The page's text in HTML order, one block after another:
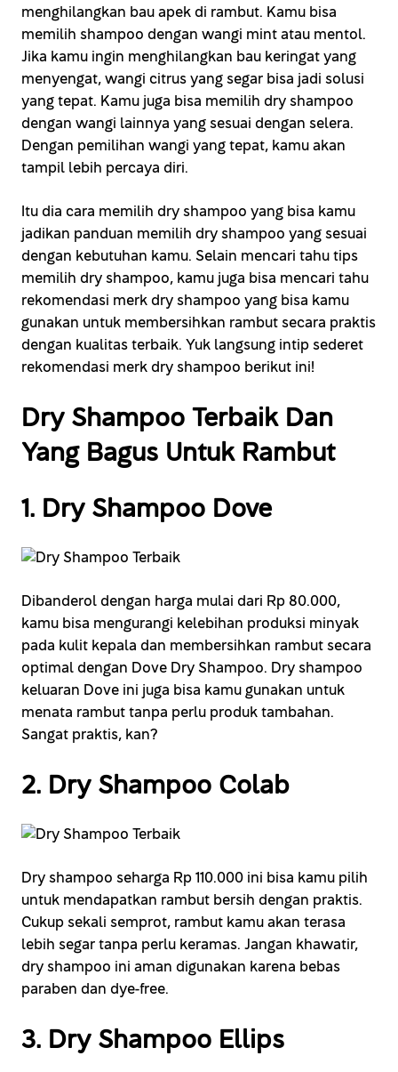
menghilangkan bau apek di rambut. Kamu bisa
memilih shampoo dengan wangi mint atau mentol.
Jika kamu ingin menghilangkan bau keringat yang
menyengat, wangi citrus yang segar bisa jadi solusi
yang tepat. Kamu juga bisa memilih dry shampoo
dengan wangi lainnya yang sesuai dengan selera.
Dengan pemilihan wangi yang tepat, kamu akan
tampil lebih percaya diri.
Itu dia cara memilih dry shampoo yang bisa kamu
jadikan panduan memilih dry shampoo yang sesuai
dengan kebutuhan kamu. Selain mencari tahu tips
memilih dry shampoo, kamu juga bisa mencari tahu
rekomendasi merk dry shampoo yang bisa kamu
gunakan untuk membersihkan rambut secara praktis
dengan kualitas terbaik. Yuk langsung intip sederet
rekomendasi merk dry shampoo berikut ini!
Dry Shampoo Terbaik Dan
Yang Bagus Untuk Rambut
1. Dry Shampoo Dove
Dibanderol dengan harga mulai dari Rp 80.000,
kamu bisa mengurangi kelebihan produksi minyak
pada kulit kepala dan membersihkan rambut secara
optimal dengan Dove Dry Shampoo. Dry shampoo
keluaran Dove ini juga bisa kamu gunakan untuk
menata rambut tanpa perlu produk tambahan.
Sangat praktis, kan?
2. Dry Shampoo Colab
Dry shampoo seharga Rp 110.000 ini bisa kamu pilih
untuk mendapatkan rambut bersih dengan praktis.
Cukup sekali semprot, rambut kamu akan terasa
lebih segar tanpa perlu keramas. Jangan khawatir,
dry shampoo ini aman digunakan karena bebas
paraben dan dye-free.
3. Dry Shampoo Ellips